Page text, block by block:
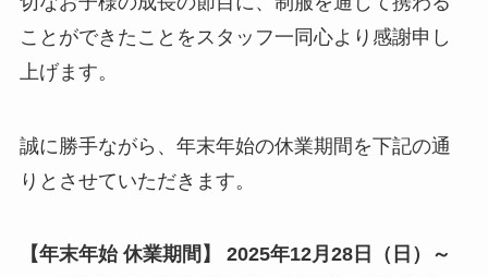
ことができたことをスタッフ一同心より感謝申し
上げます。
誠に勝手ながら、年末年始の休業期間を下記の通
りとさせていただきます。
【年末年始 休業期間】
2025年12月28日（日）～